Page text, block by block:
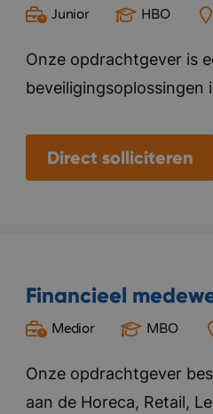
Junior HBO
Onze opdrachtgever is
beveiligingsoplossingen
continue
proactief, no-nonsense,
Direct solliciteren
Financieel
Medior MBO
Onze opdrachtgever
aan de Horeca, Retail,